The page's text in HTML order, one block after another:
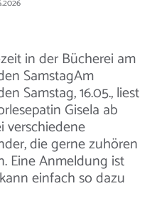
in der Bücherei am
SamstagAm
Samstag, 16.05., liest
Gisela ab
verschiedene
die gerne zuhören
Eine Anmeldung ist
einfach so dazu